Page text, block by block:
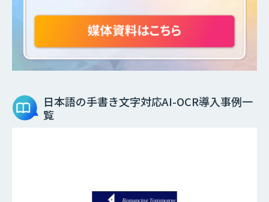
日本語の手書き文字対応AI-OCR導入事例一
覧